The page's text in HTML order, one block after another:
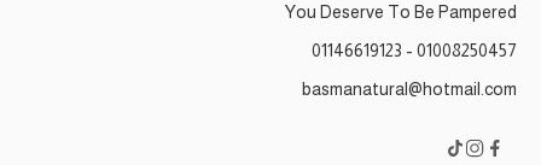
You Deserve To Be Pampered
01008250457 - 01146619123
basmanatural@hotmail.com